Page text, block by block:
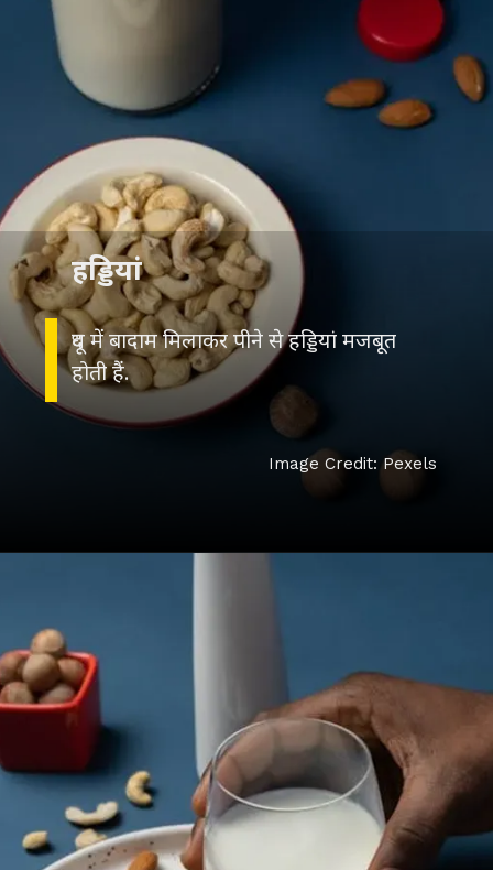
दूध में बादाम मिलाकर पीने से हड्डियां मजबूत
होती हैं.
हड्डियां
Image Credit: Pexels